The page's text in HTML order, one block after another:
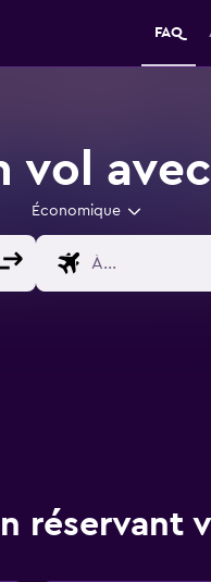
FAQ
vol
Économique
réservant